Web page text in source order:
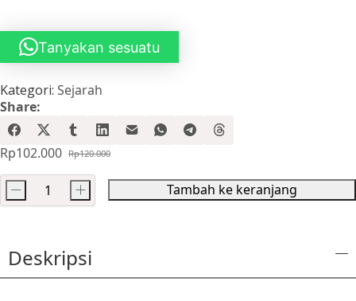
Rp120.000
Harga
aslinya
adalah:
Rp120.000.
Rp102.000
Harga
saat
ini
adalah:
Tanyakan sesuatu
Kuantitas
di
Hindia
- + Tambah ke keranjang
Kategori: Sejarah
Share:
Deskripsi